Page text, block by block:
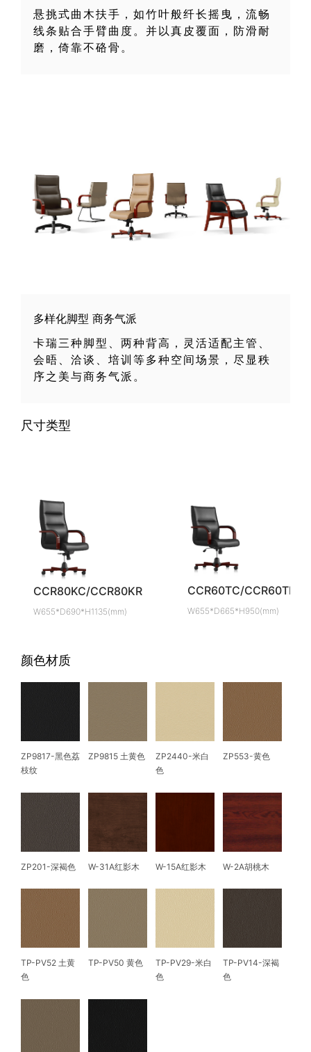
悬挑式曲木扶手，如竹叶般纤长摇曳，流畅
线条贴合手臂曲度。并以真皮覆面，防滑耐
磨，倚靠不硌骨。
多样化脚型 商务气派
卡瑞三种脚型、两种背高，灵活适配主管、
会晤、洽谈、培训等多种空间场景，尽显秩
序之美与商务气派。
尺寸类型
CCR80KC/CCR80KR
W655*D690*H1135(mm)
CCR60TC/CCR60TR
W655*D665*H950(mm)
颜色材质
ZP9817-黑色荔
枝纹
ZP9815 土黄色
ZP2440-米白
色
ZP553-黄色
ZP201-深褐色 W-31A红影木 W-15A红影木 W-2A胡桃木
TP-PV52 土黄
色
TP-PV50 黄色
TP-PV29-米白
色
TP-PV14-深褐
色